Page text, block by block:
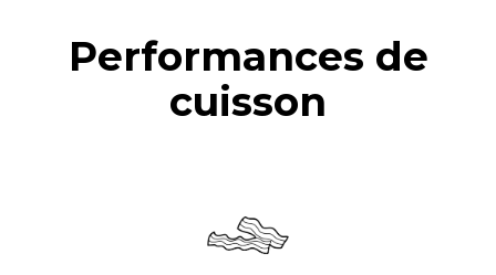
Performances de
cuisson